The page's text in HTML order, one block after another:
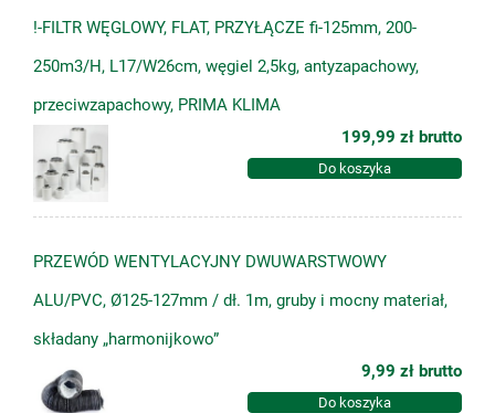
!-FILTR WĘGLOWY, FLAT, PRZYŁĄCZE fi-125mm, 200-
250m3/H, L17/W26cm, węgiel 2,5kg, antyzapachowy,
przeciwzapachowy, PRIMA KLIMA
199,99 zł brutto
Do koszyka
PRZEWÓD WENTYLACYJNY DWUWARSTWOWY
ALU/PVC, Ø125-127mm / dł. 1m, gruby i mocny materiał,
składany „harmonijkowo”
9,99 zł brutto
Do koszyka